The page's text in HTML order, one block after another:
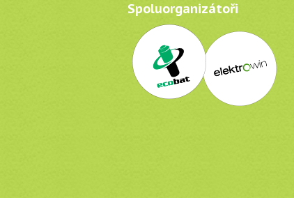
Spoluorganizátoři